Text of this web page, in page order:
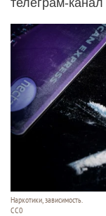
Наркотики, зависимость.
CC0